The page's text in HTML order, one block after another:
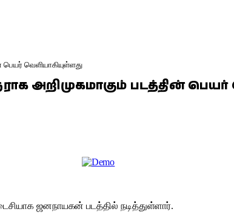
வெளியாகியுள்ளது
அறிமுகமாகும் படத்தின் பெயர்
ஜனநாயகன் படத்தில் நடித்துள்ளார்.